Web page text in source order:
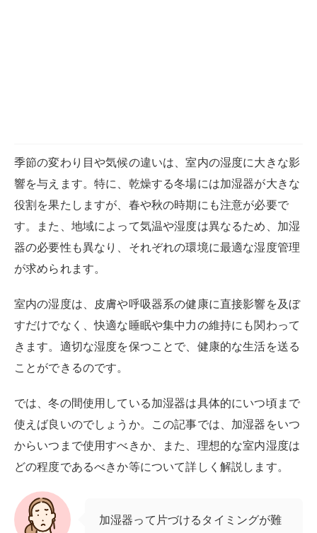
季節の変わり目や気候の違いは、室内の湿度に大きな影
響を与えます。特に、乾燥する冬場には加湿器が大きな
役割を果たしますが、春や秋の時期にも注意が必要で
す。また、地域によって気温や湿度は異なるため、加湿
器の必要性も異なり、それぞれの環境に最適な湿度管理
が求められます。
室内の湿度は、皮膚や呼吸器系の健康に直接影響を及ぼ
すだけでなく、快適な睡眠や集中力の維持にも関わって
きます。適切な湿度を保つことで、健康的な生活を送る
ことができるのです。
では、冬の間使用している加湿器は具体的にいつ頃まで
使えば良いのでしょうか。この記事では、加湿器をいつ
からいつまで使用すべきか、また、理想的な室内湿度は
どの程度であるべきか等について詳しく解説します。
加湿器って片づけるタイミングが難